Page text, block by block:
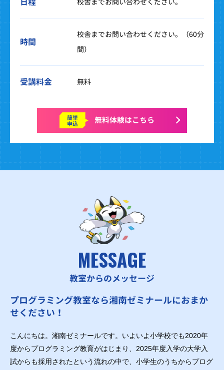
時間
校舎までお問い合わせください。（60分
間）
受講料金 無料
簡単
申込 無料体験はこちら
MESSAGE
教室からのメッセージ
プログラミング教室なら湘南ゼミナールにおまか
せください！
こんにちは。湘南ゼミナールです。いよいよ小学校でも2020年
度からプログラミング教育がはじまり、2025年度入学の大学入
試からも採用されたという流れの中で、小学生のうちからプログ